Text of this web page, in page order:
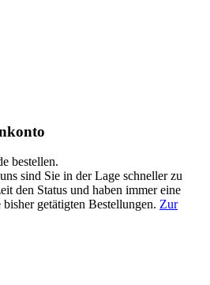
bestellen.
sind Sie in der Lage schneller zu
den Status und haben immer eine
getätigten Bestellungen. Zur